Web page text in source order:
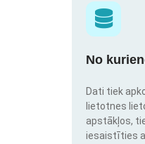
No
Dati tiek
lietotnes
apstākļos,
iesaistīties